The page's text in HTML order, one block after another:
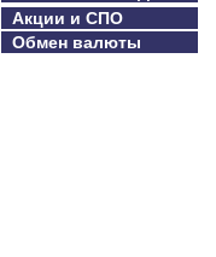
Акции и СПО
Обмен валюты